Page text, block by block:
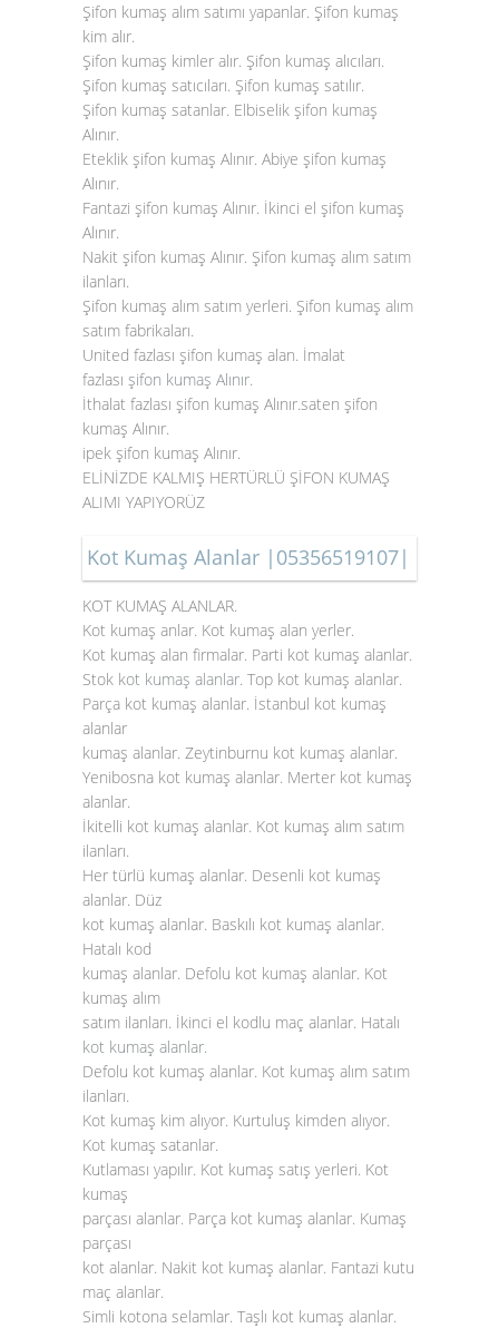
Şifon kumaş alım satımı yapanlar. Şifon kumaş
kim alır.
Şifon kumaş kimler alır. Şifon kumaş alıcıları.
Şifon kumaş satıcıları. Şifon kumaş satılır.
Şifon kumaş satanlar. Elbiselik şifon kumaş
Alınır.
Eteklik şifon kumaş Alınır. Abiye şifon kumaş
Alınır.
Fantazi şifon kumaş Alınır. İkinci el şifon kumaş
Alınır.
Nakit şifon kumaş Alınır. Şifon kumaş alım satım
ilanları.
Şifon kumaş alım satım yerleri. Şifon kumaş alım
satım fabrikaları.
United fazlası şifon kumaş alan. İmalat
fazlası şifon kumaş Alınır.
İthalat fazlası şifon kumaş Alınır.saten şifon
kumaş Alınır.
ipek şifon kumaş Alınır.
ELİNİZDE KALMIŞ HERTÜRLÜ ŞİFON KUMAŞ
ALIMI YAPIYORÜZ
Kot Kumaş Alanlar |05356519107|
KOT KUMAŞ ALANLAR.
Kot kumaş anlar. Kot kumaş alan yerler.
Kot kumaş alan firmalar. Parti kot kumaş alanlar.
Stok kot kumaş alanlar. Top kot kumaş alanlar.
Parça kot kumaş alanlar. İstanbul kot kumaş
alanlar
kumaş alanlar. Zeytinburnu kot kumaş alanlar.
Yenibosna kot kumaş alanlar. Merter kot kumaş
alanlar.
İkitelli kot kumaş alanlar. Kot kumaş alım satım
ilanları.
Her türlü kumaş alanlar. Desenli kot kumaş
alanlar. Düz
kot kumaş alanlar. Baskılı kot kumaş alanlar.
Hatalı kod
kumaş alanlar. Defolu kot kumaş alanlar. Kot
kumaş alım
satım ilanları. İkinci el kodlu maç alanlar. Hatalı
kot kumaş alanlar.
Defolu kot kumaş alanlar. Kot kumaş alım satım
ilanları.
Kot kumaş kim alıyor. Kurtuluş kimden alıyor.
Kot kumaş satanlar.
Kutlaması yapılır. Kot kumaş satış yerleri. Kot
kumaş
parçası alanlar. Parça kot kumaş alanlar. Kumaş
parçası
kot alanlar. Nakit kot kumaş alanlar. Fantazi kutu
maç alanlar.
Simli kotona selamlar. Taşlı kot kumaş alanlar.